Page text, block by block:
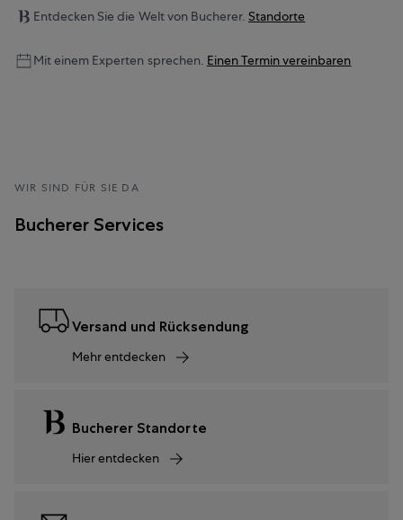
Entdecken Sie die Welt von Bucherer. Standorte
Mit einem Experten sprechen. Einen Termin vereinbaren
WIR SIND FÜR SIE DA
Bucherer Services
Versand und Rücksendung
Mehr entdecken
Bucherer Standorte
Hier entdecken